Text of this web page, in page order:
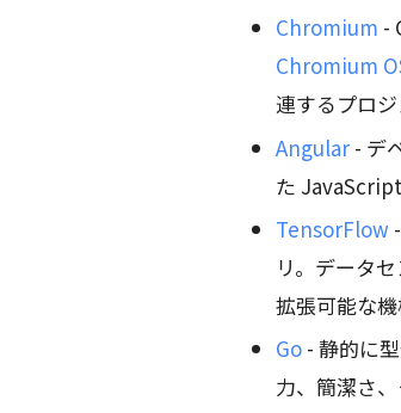
Chromium -
Chromium
連するプロ
Angular - デ
た
TensorFlow
リ。データ
拡張可能な
Go - 静的に
力、簡潔さ